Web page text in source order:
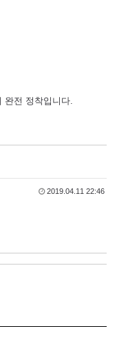
완전 정착입니다.
2019.04.11 22:46